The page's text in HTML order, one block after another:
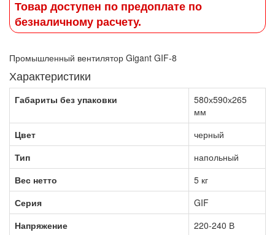
Товар доступен по предоплате по
безналичному расчету.
Промышленный вентилятор Gigant GIF-8
Характеристики
Габариты без упаковки
580х590х265
мм
Цвет
черный
Тип
напольный
Вес нетто
5 кг
Серия
GIF
Напряжение
220-240 В